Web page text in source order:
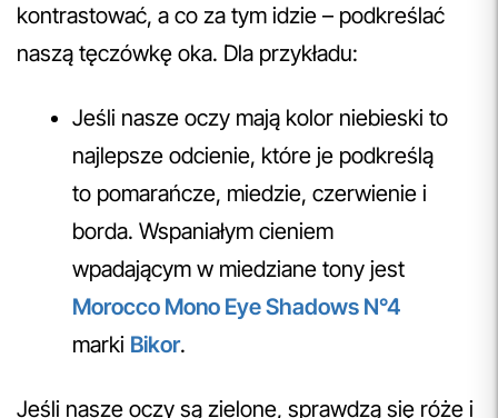
kontrastować, a co za tym idzie – podkreślać
naszą tęczówkę oka. Dla przykładu:
Jeśli nasze oczy mają kolor niebieski to
najlepsze odcienie, które je podkreślą
to pomarańcze, miedzie, czerwienie i
borda. Wspaniałym cieniem
wpadającym w miedziane tony jest
Morocco Mono Eye Shadows N°4
marki Bikor.
Jeśli nasze oczy są zielone, sprawdzą się róże i